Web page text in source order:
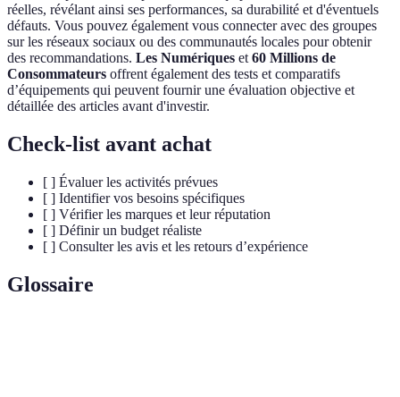
réelles, révélant ainsi ses performances, sa durabilité et d'éventuels
défauts. Vous pouvez également vous connecter avec des groupes
sur les réseaux sociaux ou des communautés locales pour obtenir
des recommandations. Les Numériques et60 Millions de
Consommateurs offrent également des tests et comparatifs
d’équipements qui peuvent fournir une évaluation objective et
détaillée des articles avant d'investir.
Check-list avant achat
[ ] Évaluer les activités prévues
[ ] Identifier vos besoins spécifiques
[ ] Vérifier les marques et leur réputation
[ ] Définir un budget réaliste
[ ] Consulter les avis et les retours d’expérience
Glossaire